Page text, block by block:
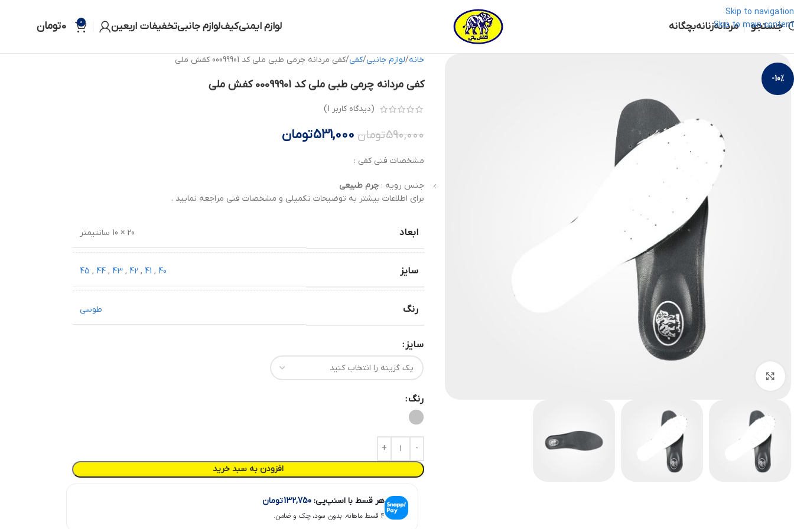
Skip to navigation
Skip to main content
جستجو مردانهزنانهبچگانه لوازم ایمنیکیفلوازم جانبیتخفیفات اربعین 0
0تومان
-10%
خانه لوازم جانبی کفی کفی مردانه چرمی طبی ملی کد 00099901 کفش ملی
کفی مردانه چرمی طبی ملی کد 00099901 کفش ملی
(دیدگاه کاربر 1
)
590,000تومان 531,000تومان
مشخصات فنی کفی :
جنس رویه : چرم طبیعی
برای اطلاعات بیشتر به توضیحات تکمیلی و مشخصات فنی مراجعه نمایید .
ابعاد 20 × 10 سانتیمتر
سایز 40
,
41
,
42
,
43
,
44
,
45
رنگ طوسی
سایز
رنگ
افزودن به سبد خرید
هر قسط با اسنپ‌پی: 132,750تومان
۴ قسط ماهانه. بدون سود، چک و ضامن.